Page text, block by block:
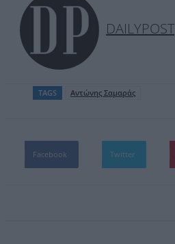
DAILYPOST
TAGS Αντώνης Σαμαράς
Facebook Twitter